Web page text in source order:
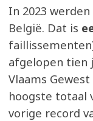
In 2023 werden
België. Dat is
afgelopen tien
Vlaams
hoogste totaal
vorige record